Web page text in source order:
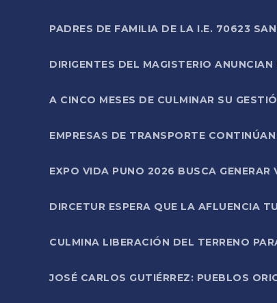
PADRES DE FAMILIA DE LA I.E. 70623
DIRIGENTES DEL MAGISTERIO
A CINCO MESES DE CULMINAR SU
EMPRESAS DE TRANSPORTE
EXPO VIDA PUNO 2026 BUSCA
DIRCETUR ESPERA QUE LA AFLUENCIA
CULMINA LIBERACIÓN DEL TERRENO
JOSÉ CARLOS GUTIÉRREZ: PUEBLOS